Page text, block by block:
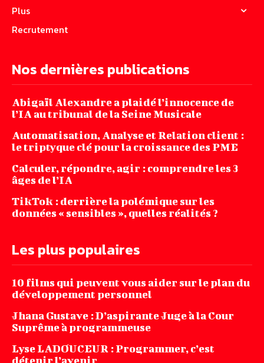
Plus
Recrutement
Nos dernières publications
Abigaïl Alexandre a plaidé l’innocence de
l’IA au tribunal de la Seine Musicale
Automatisation, Analyse et Relation client :
le triptyque clé pour la croissance des PME
Calculer, répondre, agir : comprendre les 3
âges de l’IA
TikTok : derrière la polémique sur les
données « sensibles », quelles réalités ?
Les plus populaires
10 films qui peuvent vous aider sur le plan du
développement personnel
Jhana‌ ‌Gustave‌ ‌:‌ ‌D’aspirante‌ ‌Juge‌ ‌à‌ ‌la‌ ‌Cour‌
‌Suprême‌ ‌à ‌programmeuse ‌
Lyse LADOUCEUR : Programmer, c’est
détenir l’avenir